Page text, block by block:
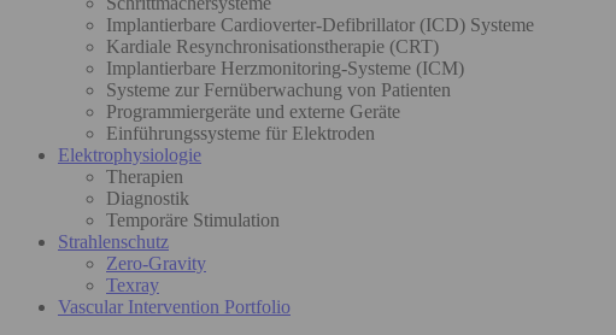
Implantierbare Cardioverter-Defibrillator (ICD) Systeme
Kardiale Resynchronisationstherapie (CRT)
Implantierbare Herzmonitoring-Systeme (ICM)
Systeme zur Fernüberwachung von Patienten
Programmiergeräte und externe Geräte
Einführungssysteme für Elektroden
Elektrophysiologie
Therapien
Diagnostik
Temporäre Stimulation
Strahlenschutz
Zero-Gravity
Texray
Vascular Intervention Portfolio